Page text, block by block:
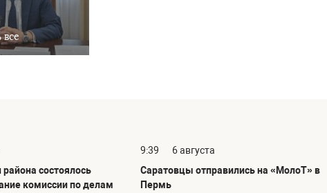
все
состоялось
комиссии по делам
9:39
6 августа
Саратовцы отправились на «МолоТ» в
Пермь